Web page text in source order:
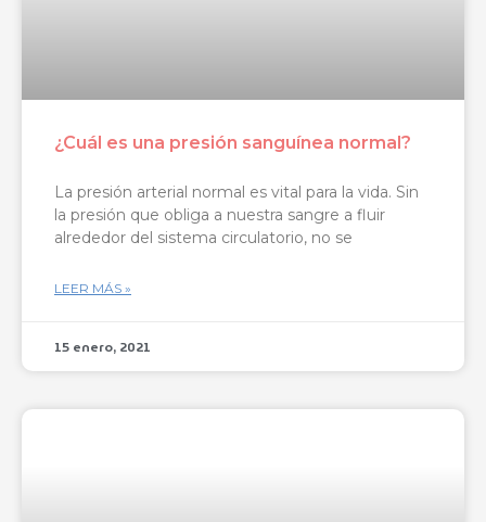
¿Cuál es una presión sanguínea normal?
La presión arterial normal es vital para la vida. Sin
la presión que obliga a nuestra sangre a fluir
alrededor del sistema circulatorio, no se
LEER MÁS »
15 enero, 2021